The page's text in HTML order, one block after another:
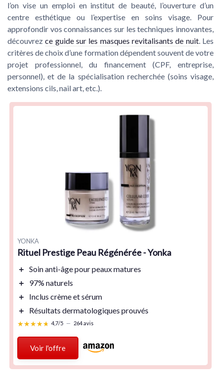
l’on vise un emploi en institut de beauté, l’ouverture d’un
centre esthétique ou l’expertise en soins visage. Pour
approfondir vos connaissances sur les techniques innovantes,
découvrezce guide sur les masques revitalisants de nuit. Les
critères de choix d’une formation dépendent souvent de votre
projet professionnel, du financement (CPF, entreprise,
personnel), et de la spécialisation recherchée (soins visage,
extensions cils, nail art, etc.).
YONKA
Rituel Prestige Peau Régénérée - Yonka
＋ Soinanti-âgepour peauxmatures
＋
97% naturels
＋
Inclus crèmeetsérum
＋
Résultats dermatologiques prouvés
★★★★★
★★★★★ 4,7/5 — 264 avis
Voir l'offre